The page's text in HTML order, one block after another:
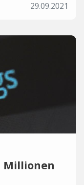
29.09.2021
Millionen